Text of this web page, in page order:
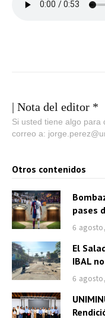
| Nota del editor *
Si usted tiene algo para
correo a:
Otros contenidos
pases
6
El
IBAL
6